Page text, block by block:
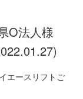
O法人様
エースリフトご